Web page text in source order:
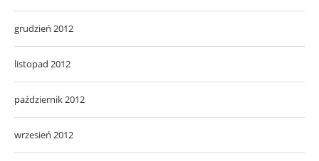
grudzień 2012
listopad 2012
październik 2012
wrzesień 2012